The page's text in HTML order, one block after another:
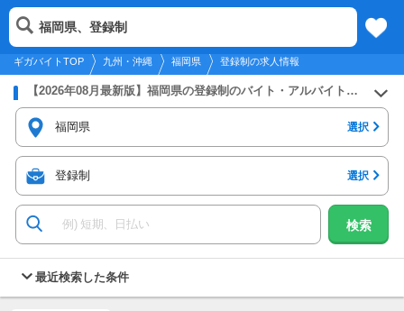
2026年8月6日更新
メニュー
ギガバイトTOP 九州・沖縄 福岡県 登録制の求人情報
福岡県、登録制
【2026年08月最新版】福岡県の登録制のバイト・アルバイト・パートの求人募集情報
福岡県 選択
登録制 選択
検索
最近検索した条件